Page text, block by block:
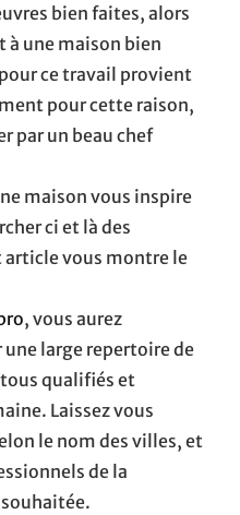
bien faites, alors
à une maison bien
ce travail provient
pour cette raison,
par un beau chef
maison vous inspire
ci et là des
vous montre le
, vous aurez
large repertoire de
qualifiés et
Laissez vous
le nom des villes, et
de la